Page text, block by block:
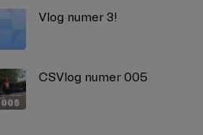
Vlog numer 3!
CSVlog numer 005